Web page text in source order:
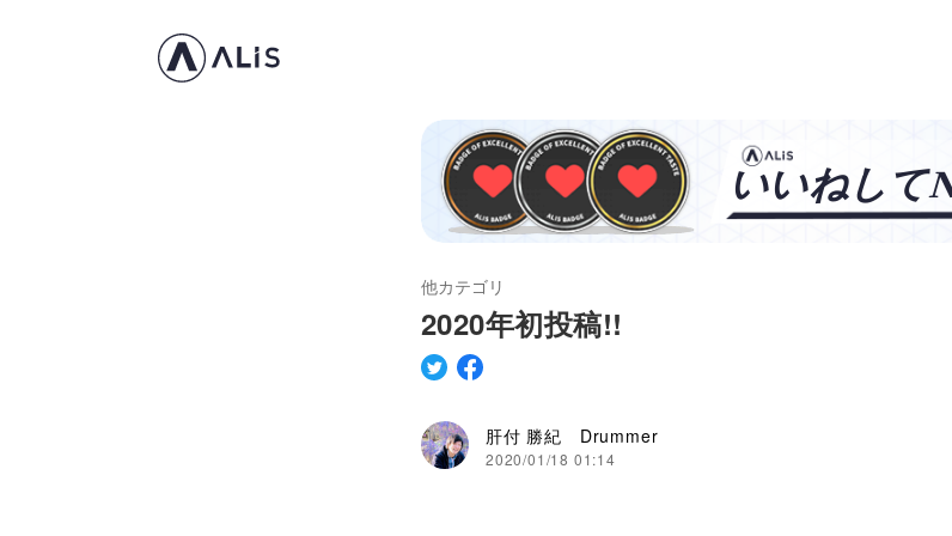
他カテゴリ
2020年初投稿!!
肝付 勝紀 Drummer
2020/01/18 01:14